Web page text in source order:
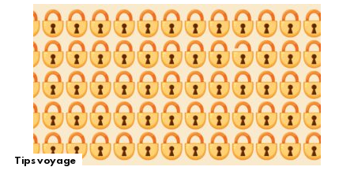
Tips voyage